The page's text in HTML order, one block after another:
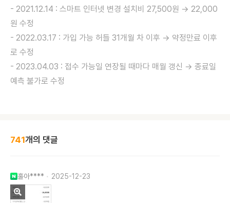
- 2021.12.14 : 스마트 인터넷 변경 설치비 27,500원 → 22,000
원 수정
- 2022.03.17 : 가입 가능 허들 31개월 차 이후 → 약정만료 이후
로 수정
- 2023.04.03 : 접수 가능일 연장될 때마다 매월 갱신 → 종료일
예측 불가로 수정
741개의 댓글
홀아**** 2025-12-23